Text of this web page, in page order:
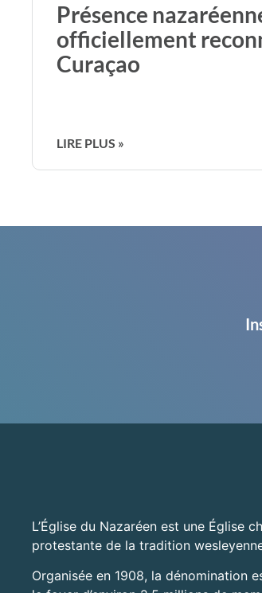
Présence
officiellement
Curaçao
LIRE PLUS »
L’Église du Nazaréen est une Église
protestante de la tradition
Organisée en 1908, la dénomination